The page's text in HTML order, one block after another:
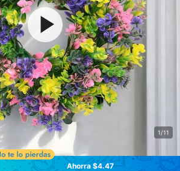
1/11
Ahorra $4.47